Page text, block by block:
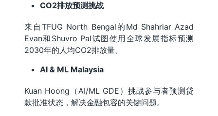
CO2排放预测挑战
来自TFUG North Bengal的Md Shahriar Azad
Evan和Shuvro Pal试图使用全球发展指标预测
2030年的人均CO2排放量。
AI & ML Malaysia
Kuan Hoong（AI/ML GDE）挑战参与者预测贷
款批准状态，解决金融包容的关键问题。